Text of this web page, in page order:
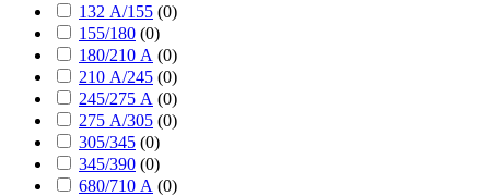
132 А/155 (0)
155/180 (0)
180/210 А (0)
210 А/245 (0)
245/275 А (0)
275 А/305 (0)
305/345 (0)
345/390 (0)
680/710 А (0)